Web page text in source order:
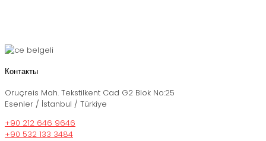
Контакты
Oruçreis Mah. Tekstilkent Cad G2 Blok No:25
Esenler / İstanbul / Türkiye
+90 212 646 9646
+90 532 133 3484